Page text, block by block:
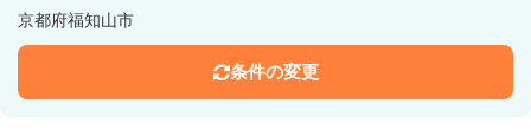
京都府福知山市
条件の変更